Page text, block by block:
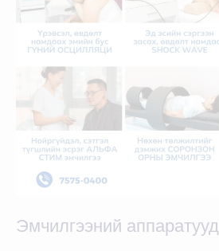
Эмчилгээний аппаратууд